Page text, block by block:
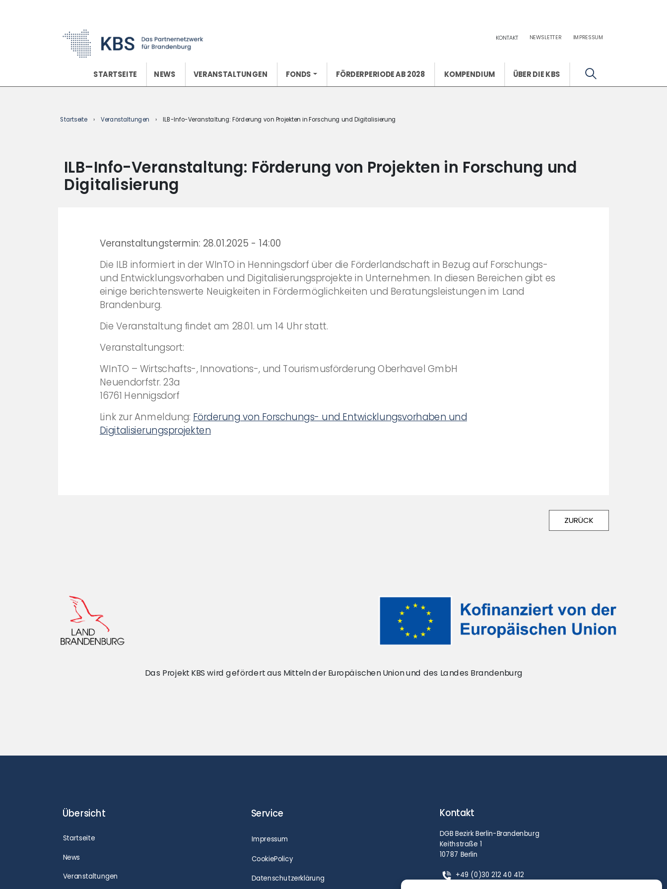
KONTAKT NEWSLETTER IMPRESSUM
STARTSEITE NEWS VERANSTALTUNGEN FONDS FÖRDERPERIODE AB 2028 KOMPENDIUM ÜBER DIE KBS
Startseite › Veranstaltungen › ILB-Info-Veranstaltung: Förderung von Projekten in Forschung und Digitalisierung
ILB-Info-Veranstaltung: Förderung von Projekten in Forschung und
Digitalisierung
Veranstaltungstermin: 28.01.2025 - 14:00
Die ILB informiert in der WInTO in Henningsdorf über die Förderlandschaft in Bezug auf Forschungs-
und Entwicklungsvorhaben und Digitalisierungsprojekte in Unternehmen. In diesen Bereichen gibt es
einige berichtenswerte Neuigkeiten in Fördermöglichkeiten und Beratungsleistungen im Land
Brandenburg.
Die Veranstaltung findet am 28.01. um 14 Uhr statt.
Veranstaltungsort:
WInTO – Wirtschafts-, Innovations-, und Tourismusförderung Oberhavel GmbH
Neuendorfstr. 23a
16761 Hennigsdorf
Link zur Anmeldung: Förderung von Forschungs- und Entwicklungsvorhaben und
Digitalisierungsprojekten
ZURÜCK
Das Projekt KBS wird gefördert aus Mitteln der Europäischen Union und des Landes Brandenburg
Übersicht
Startseite
News
Veranstaltungen
Service
Impressum
CookiePolicy
Datenschutzerklärung
Kontakt
DGB Bezirk Berlin-Brandenburg
Keithstraße 1
10787 Berlin
+49 (0)30 212 40 412